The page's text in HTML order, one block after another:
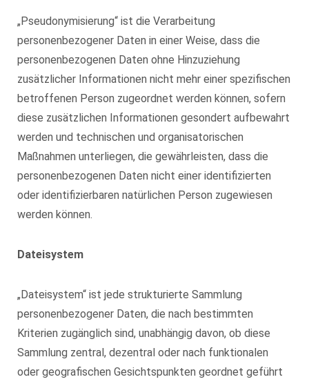
„Pseudonymisierung“ ist die Verarbeitung
personenbezogener Daten in einer Weise, dass die
personenbezogenen Daten ohne Hinzuziehung
zusätzlicher Informationen nicht mehr einer spezifischen
betroffenen Person zugeordnet werden können, sofern
diese zusätzlichen Informationen gesondert aufbewahrt
werden und technischen und organisatorischen
Maßnahmen unterliegen, die gewährleisten, dass die
personenbezogenen Daten nicht einer identifizierten
oder identifizierbaren natürlichen Person zugewiesen
werden können.
Dateisystem
„Dateisystem“ ist jede strukturierte Sammlung
personenbezogener Daten, die nach bestimmten
Kriterien zugänglich sind, unabhängig davon, ob diese
Sammlung zentral, dezentral oder nach funktionalen
oder geografischen Gesichtspunkten geordnet geführt